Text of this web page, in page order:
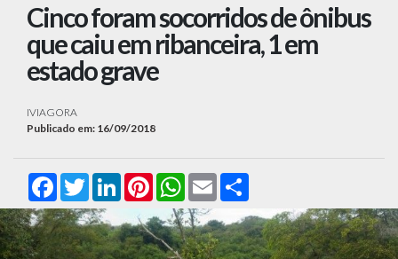
Cinco foram socorridos de ônibus
que caiu em ribanceira, 1 em
estado grave
IVIAGORA
Publicado em: 16/09/2018
FacebookTwitterLinkedInPinterestWhatsApp
Email